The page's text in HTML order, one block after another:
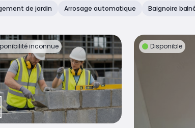
de jardin Arrosage automatique Baignoire
inconnue Disponible